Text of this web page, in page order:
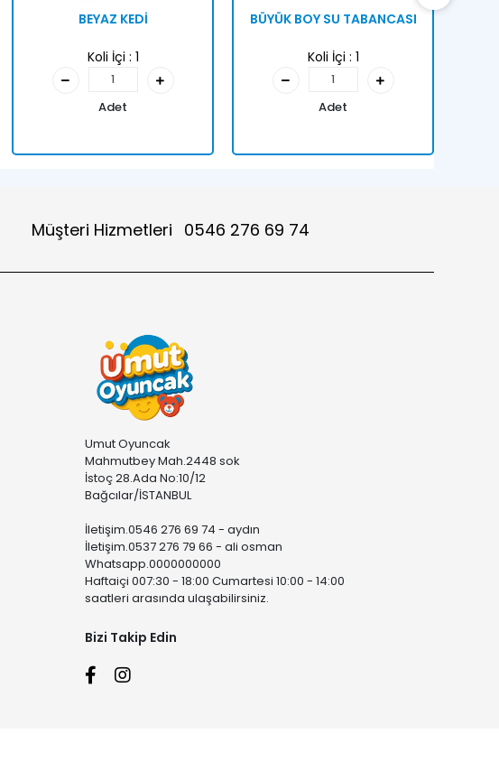
BEYAZ KEDİ
Koli İçi : 1
Adet
BÜYÜK BOY SU TABANCASI
Koli İçi : 1
Adet
Müşteri Hizmetleri 0546 276 69 74
Umut Oyuncak
Mahmutbey Mah.2448 sok
İstoç 28.Ada No:10/12
Bağcılar/İSTANBUL
İletişim.0546 276 69 74 - aydın
İletişim.0537 276 79 66 - ali osman
Whatsapp.0000000000
Haftaiçi 007:30 - 18:00 Cumartesi 10:00 - 14:00
saatleri arasında ulaşabilirsiniz.
Bizi Takip Edin